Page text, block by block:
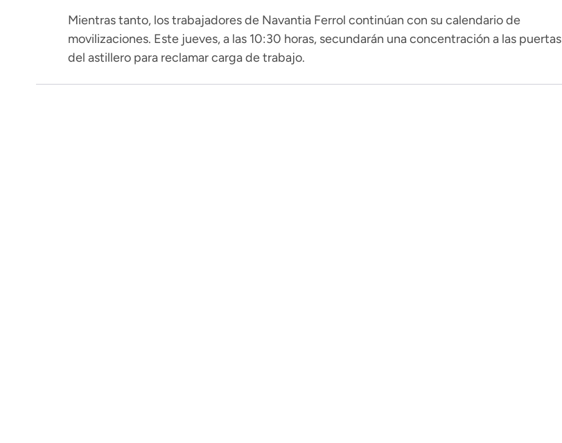
Mientras tanto, los trabajadores de Navantia Ferrol continúan con su calendario de
movilizaciones. Este jueves, a las 10:30 horas, secundarán una concentración a las puertas
del astillero para reclamar carga de trabajo.